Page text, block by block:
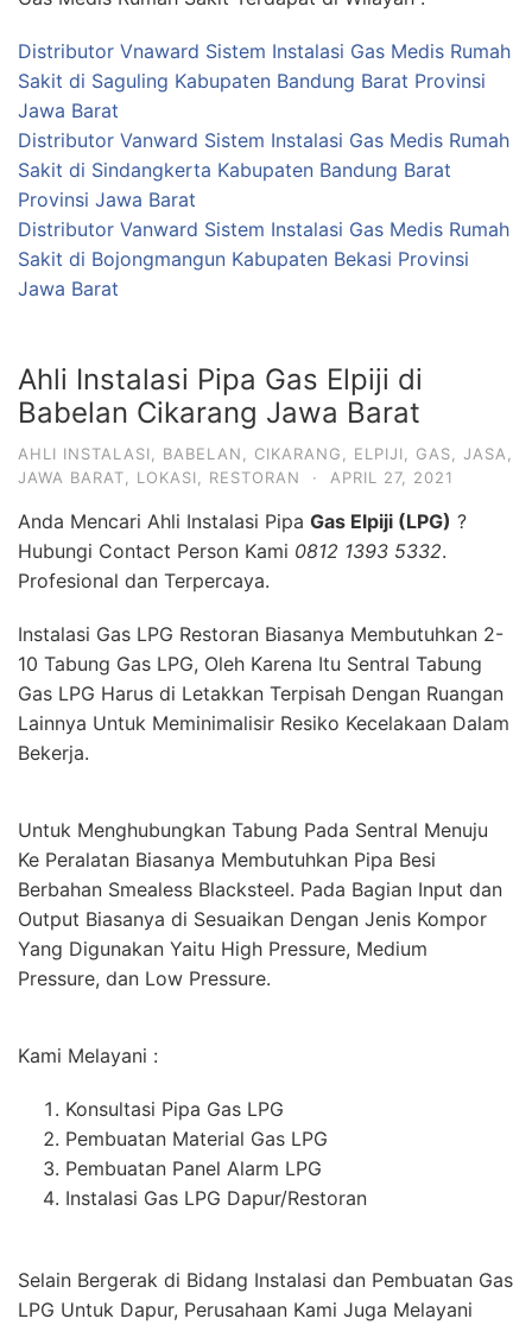
Distributor Vnaward Sistem Instalasi Gas Medis Rumah
Sakit di Saguling Kabupaten Bandung Barat Provinsi
Jawa Barat
Distributor Vanward Sistem Instalasi Gas Medis Rumah
Sakit di Sindangkerta Kabupaten Bandung Barat
Provinsi Jawa Barat
Distributor Vanward Sistem Instalasi Gas Medis Rumah
Sakit di Bojongmangun Kabupaten Bekasi Provinsi
Jawa Barat
Ahli Instalasi Pipa Gas Elpiji di
Babelan Cikarang Jawa Barat
AHLI INSTALASI BABELAN CIKARANG ELPIJI GAS JASA
JAWA BARAT
LOKASI RESTORAN · APRIL 27, 2021
Anda Mencari Ahli Instalasi Pipa Gas Elpiji (LPG) ?
Hubungi Contact Person Kami 0812 1393 5332.
Profesional dan Terpercaya.
Instalasi Gas LPG Restoran Biasanya Membutuhkan 2-
10 Tabung Gas LPG, Oleh Karena Itu Sentral Tabung
Gas LPG Harus di Letakkan Terpisah Dengan Ruangan
Lainnya Untuk Meminimalisir Resiko Kecelakaan Dalam
Bekerja.
Untuk Menghubungkan Tabung Pada Sentral Menuju
Ke Peralatan Biasanya Membutuhkan Pipa Besi
Berbahan Smealess Blacksteel. Pada Bagian Input dan
Output Biasanya di Sesuaikan Dengan Jenis Kompor
Yang Digunakan Yaitu High Pressure, Medium
Pressure, dan Low Pressure.
Kami Melayani :
Konsultasi Pipa Gas LPG
Pembuatan Material Gas LPG
Pembuatan Panel Alarm LPG
Instalasi Gas LPG Dapur/Restoran
Selain Bergerak di Bidang Instalasi dan Pembuatan Gas
LPG Untuk Dapur, Perusahaan Kami Juga Melayani